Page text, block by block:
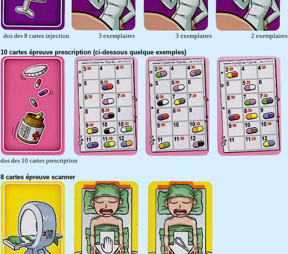
dos des 8 cartes injection 3 exemplaires 3 exemplaires 2 exemplaires
10 cartes épreuve prescription (ci-dessous quelque exemples)
dos des 10 cartes prescription
8 cartes épreuve scanner